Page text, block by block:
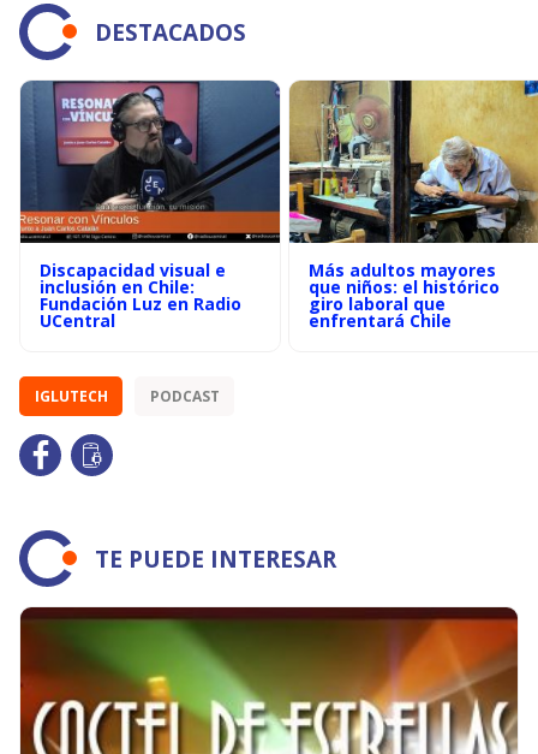
DESTACADOS
Discapacidad visual e
inclusión en Chile:
Fundación Luz en Radio
UCentral
Más adultos mayores
que niños: el histórico
giro laboral que
enfrentará Chile
IGLUTECH PODCAST
TE PUEDE INTERESAR